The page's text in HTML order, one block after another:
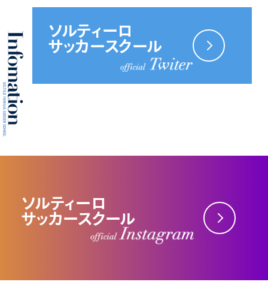
ソルティーロ
サッカースクール
ソルティーロ
サッカースクール